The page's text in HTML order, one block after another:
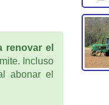
renovar el
Incluso
abonar el